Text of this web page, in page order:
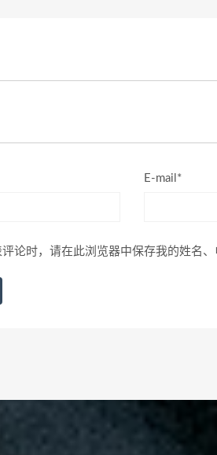
E-mail*
评论时，请在此浏览器中保存我的姓名